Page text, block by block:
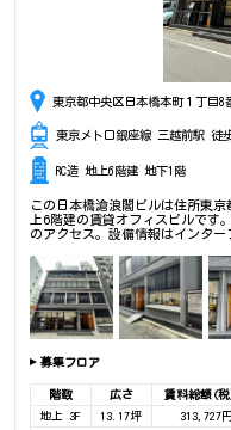
東京都中央区日本橋本町１丁目8
東京メトロ銀座線 三越前駅 徒
RC造 地上6階建 地下1階
この日本橋滄浪閣ビルは住所東
上6階建の賃貸オフィスビルです
のアクセス。設備情報はインタ
ア、部屋セキュリティ。是非一
ス移転、不動産の事なら何でもお
募集フロア
階数 広さ 賃料総額(
地上 3F
13.17坪 313,727円